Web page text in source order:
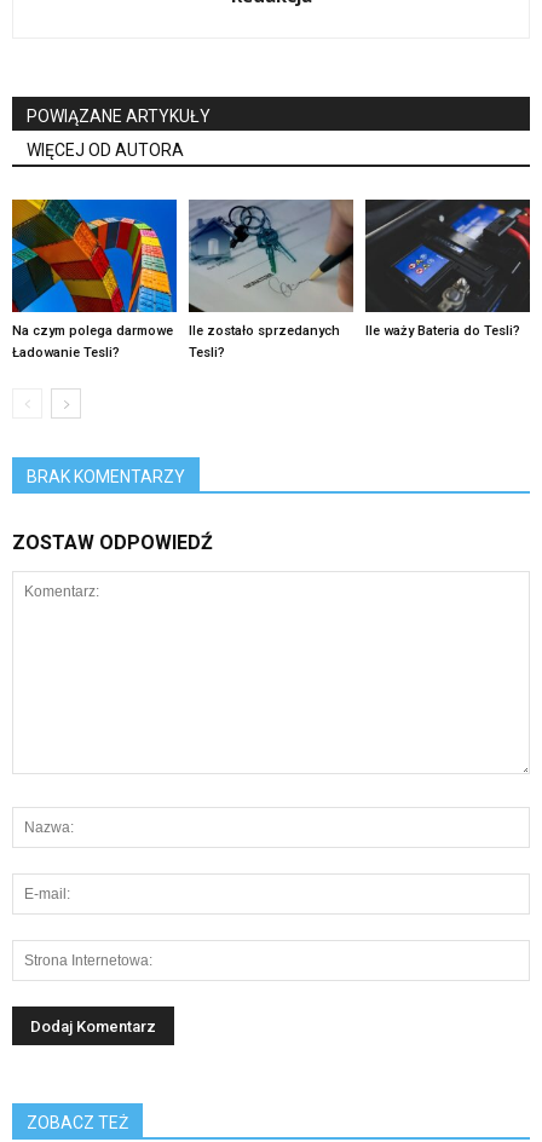
POWIĄZANE ARTYKUŁY
WIĘCEJ OD AUTORA
Na czym polega darmowe
Ładowanie Tesli?
Ile zostało sprzedanych
Tesli?
Ile waży Bateria do Tesli?
BRAK KOMENTARZY
ZOSTAW ODPOWIEDŹ
ZOBACZ TEŻ